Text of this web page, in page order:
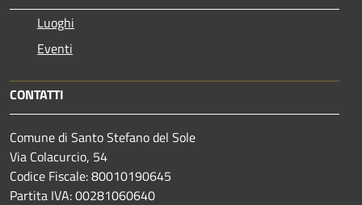
Luoghi
Eventi
CONTATTI
Comune di Santo Stefano del Sole
Via Colacurcio, 54
Codice Fiscale: 80010190645
Partita IVA: 00281060640